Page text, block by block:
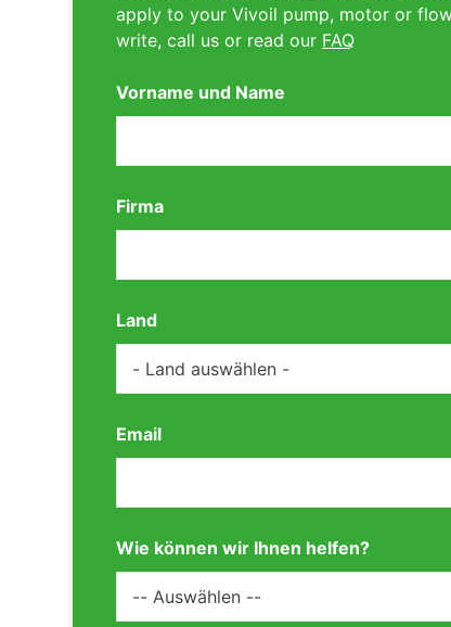
apply to your Vivoil pump, motor or
write, call us or read our FAQ
Vorname und Name
Firma
Land
Email
Wie können wir Ihnen helfen?